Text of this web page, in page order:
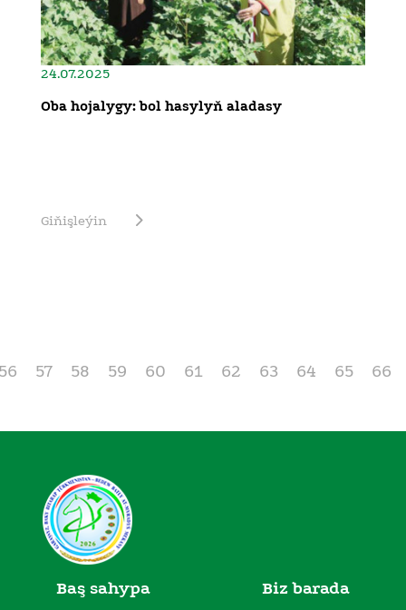
24.07.2025
Oba hojalygy: bol hasylyň aladasy
Giňişleýin
57 58 59 60 61 62 63 64 65 66
Baş sahypa
Biz barada